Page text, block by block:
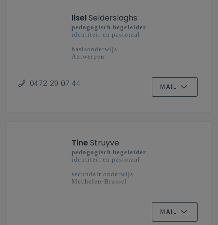
IlseISelderslaghs
pedagogisch begeleider
identiteit en pastoraal
basisonderwijs
Antwerpen
0472 29 07 44 MAIL
TineStruyve
pedagogisch begeleider
identiteit en pastoraal
secundair onderwijs
Mechelen-Brussel
MAIL